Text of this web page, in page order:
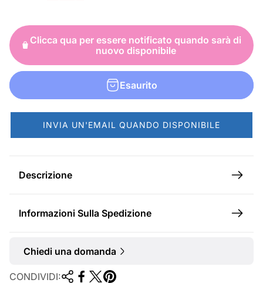
o
n
o
r
m
a
l
Clicca qua per essere notificato quando sarà di
nuovo disponibile
Esaurito
INVIA UN'EMAIL QUANDO DISPONIBILE
Descrizione
Informazioni Sulla Spedizione
Chiedi una domanda
CONDIVIDI: